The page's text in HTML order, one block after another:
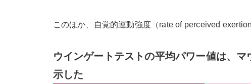
このほか、自覚的運動強度（rate of perceived
ウインゲートテストの平均パワー値は、
示した